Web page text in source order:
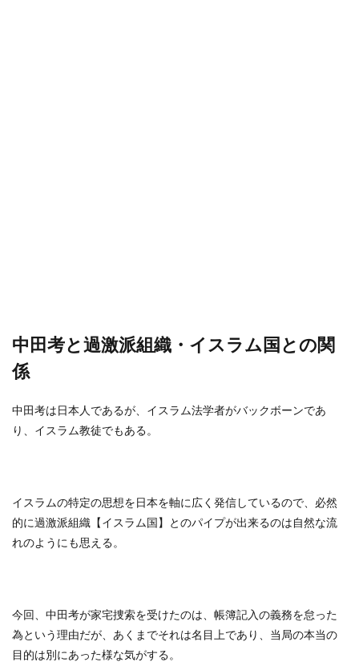
中田考と過激派組織・イスラム国との関
係
中田考は日本人であるが、イスラム法学者がバックボーンであ
り、イスラム教徒でもある。
イスラムの特定の思想を日本を軸に広く発信しているので、必然
的に過激派組織【イスラム国】とのパイプが出来るのは自然な流
れのようにも思える。
今回、中田考が家宅捜索を受けたのは、帳簿記入の義務を怠った
為という理由だが、あくまでそれは名目上であり、当局の本当の
目的は別にあった様な気がする。